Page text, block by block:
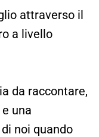
attraverso il
a livello
da raccontare,
una
noi quando